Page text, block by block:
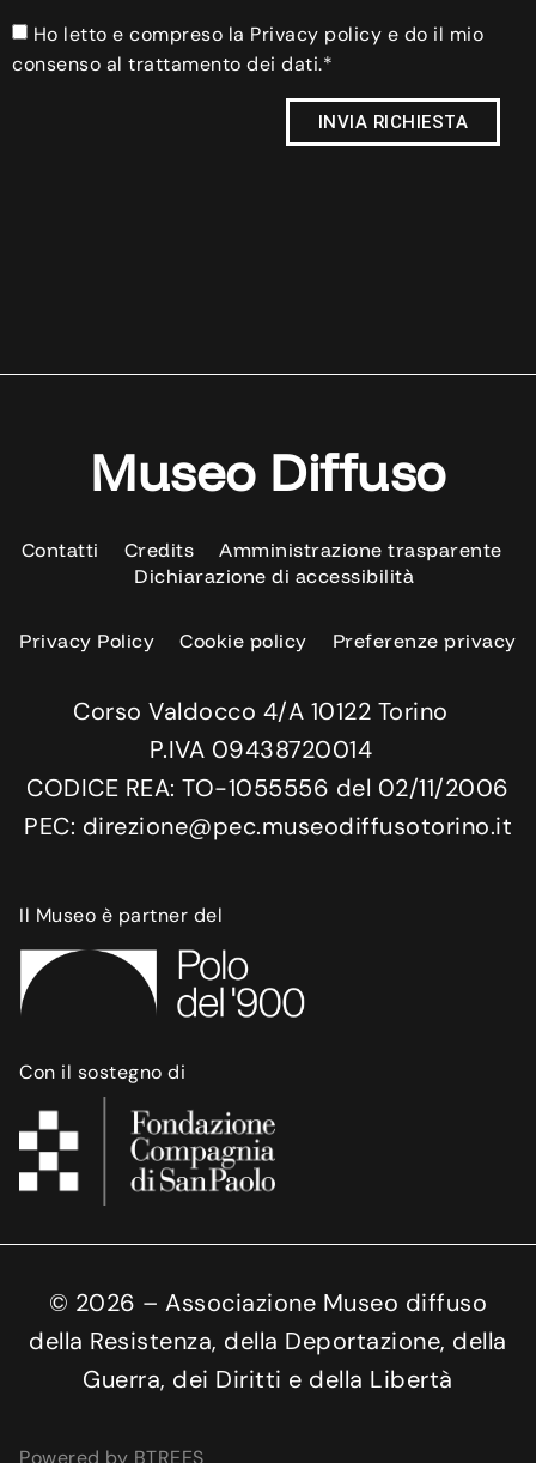
Ho letto e compreso la Privacy policy e do il mio
consenso al trattamento dei dati.*
INVIA RICHIESTA
Museo Diffuso
Contatti Credits
Amministrazione trasparente
Dichiarazione di accessibilità
Privacy Policy Cookie policy Preferenze privacy
Corso Valdocco 4/A 10122 Torino
P.IVA 09438720014
CODICE REA: TO-1055556 del 02/11/2006
PEC: direzione@pec.museodiffusotorino.it
Il Museo è partner del
Con il sostegno di
© 2026 – Associazione Museo diffuso
della Resistenza, della Deportazione, della
Guerra, dei Diritti e della Libertà
Powered by BTREES